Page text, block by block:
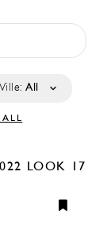
Ville: All
ALL
LOOK 17